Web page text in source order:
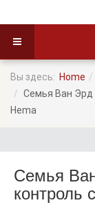
Вы здесь: Home
Семья Ван Эрд
Hema
Семья
контроль